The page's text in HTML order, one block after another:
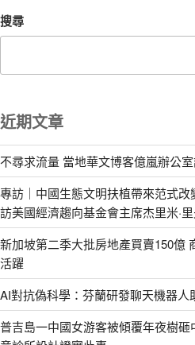
搜尋
近期文章
不尋求流量 當地華文博客億嵐辦公
專訪｜中國生態文明扶植帶來范式
訪美國經濟趨向基金會主席杰里米·
新加坡第二季大批房地產買賣150億
活躍
AI對抗偽科學：芬蘭研發聊天機器
普吉島一中國女游客被傾覆年夜樹